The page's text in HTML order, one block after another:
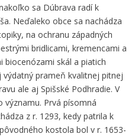
sa Dúbrava radí k
Neďaleko obce sa nachádza
na ochranu západných
bridlicami, kremencami a
skál a piatich
prameň kvalitnej pitnej
ale aj Spišské Podhradie. V
významu. Prvá písomná
z r. 1293, kedy patrila k
kostola bol v r. 1653-